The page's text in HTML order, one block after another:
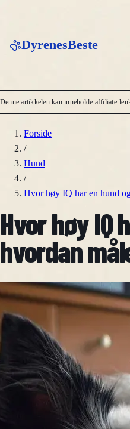
DyrenesBeste
Denne artikkelen kan inneholde affiliate-
Forside
/
Hund
/
Hvor høy IQ har en hund
Hvor høy IQ
hvordan